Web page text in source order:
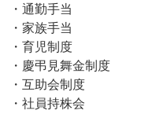
・通勤手当
・家族手当
・育児制度
・慶弔見舞金制度
・互助会制度
・社員持株会